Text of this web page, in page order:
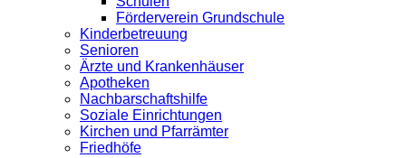
Förderverein Grundschule
Kinderbetreuung
Senioren
Ärzte und Krankenhäuser
Apotheken
Nachbarschaftshilfe
Soziale Einrichtungen
Kirchen und Pfarrämter
Friedhöfe